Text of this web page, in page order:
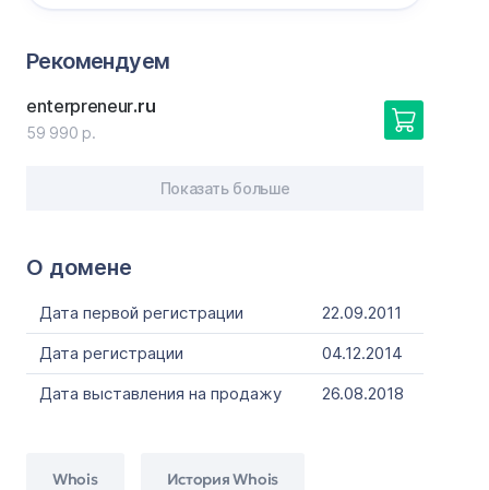
О домене
Дата первой регистрации
22.09.2011
Дата регистрации
04.12.2014
Дата выставления на продажу
26.08.2018
Whois История Whois
Рекомендуем
enterpreneur.ru
59 990 р.
Показать больше